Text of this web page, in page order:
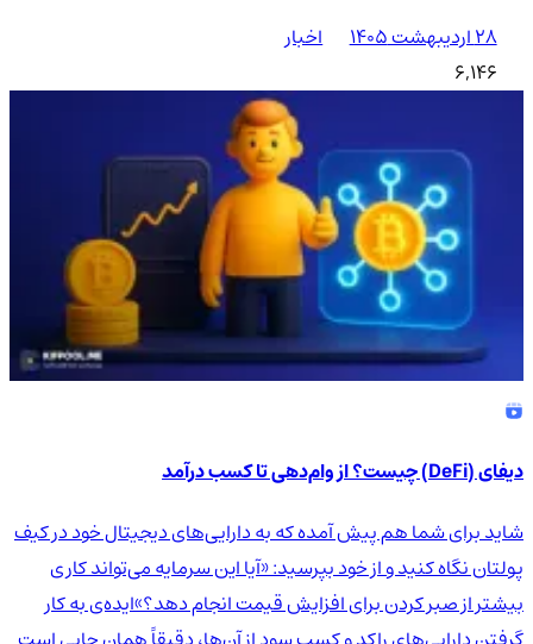
۲۸ اردیبهشت ۱۴۰۵
اخبار
6,146
دیفای (DeFi) چیست؟ از وام‌دهی تا کسب درآمد
شاید برای شما هم پیش آمده که به دارایی‌های دیجیتال خود در کیف
پولتان نگاه کنید و از خود بپرسید: «آیا این سرمایه می‌تواند کاری
بیشتر از صبر کردن برای افزایش قیمت انجام دهد؟»ایده‌ی به کار